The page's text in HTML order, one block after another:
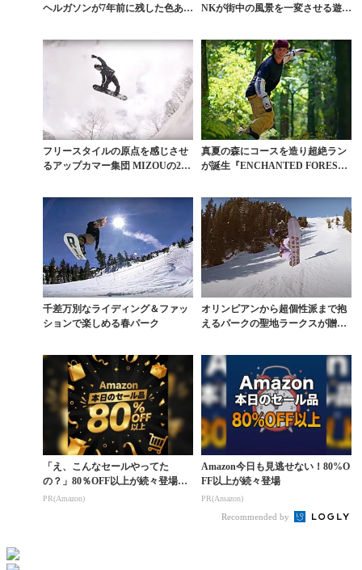
ヘルガソンが7年前に残した色あせ
NKが街中の風景を一変させる遊び
フリースタイルの原点を感じさせ
るアップカマー集団 MIZOUの201
真夏の森にコースを造り超絶ラン
が誕生『ENCHANTED FOREST
千差万別なライディング＆ファッ
ションで楽しめる春パーク
オリンピアンから超個性派まで抱
えるパークの聖地ラークスが贈る
「え、こんなセールやってた
の？」80％OFF以上が続々登場！
Amazonの本気が...
PR(Amazon)
Amazon今日も見逃せない！80%O
FF以上が続々登場
PR(Amazon)
Recommended by